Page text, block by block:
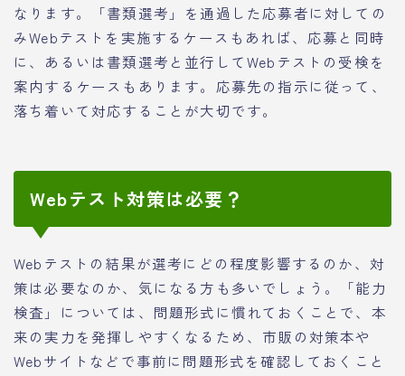
なります。「書類選考」を通過した応募者に対しての
みWebテストを実施するケースもあれば、応募と同時
に、あるいは書類選考と並行してWebテストの受検を
案内するケースもあります。応募先の指示に従って、
落ち着いて対応することが大切です。
Webテスト対策は必要？
Webテストの結果が選考にどの程度影響するのか、対
策は必要なのか、気になる方も多いでしょう。「能力
検査」については、問題形式に慣れておくことで、本
来の実力を発揮しやすくなるため、市販の対策本や
Webサイトなどで事前に問題形式を確認しておくこと